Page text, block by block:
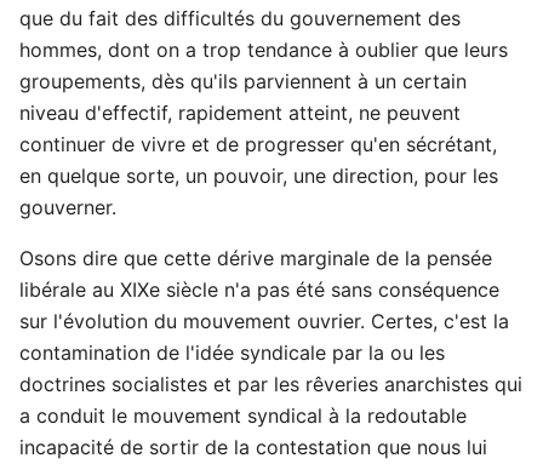
que du fait des difficultés du gouvernement des
hommes, dont on a trop tendance à oublier que leurs
groupements, dès qu'ils parviennent à un certain
niveau d'effectif, rapidement atteint, ne peuvent
continuer de vivre et de progresser qu'en sécrétant,
en quelque sorte, un pouvoir, une direction, pour les
gouverner.
Osons dire que cette dérive marginale de la pensée
libérale au XIXe siècle n'a pas été sans conséquence
sur l'évolution du mouvement ouvrier. Certes, c'est la
contamination de l'idée syndicale par la ou les
doctrines socialistes et par les rêveries anarchistes qui
a conduit le mouvement syndical à la redoutable
incapacité de sortir de la contestation que nous lui